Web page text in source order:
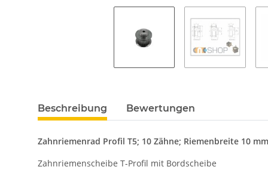
Beschreibung Bewertungen
Zahnriemenrad Profil T5; 10 Zähne; Riemenbreite 10 mm
Zahnriemenscheibe T-Profil mit Bordscheibe